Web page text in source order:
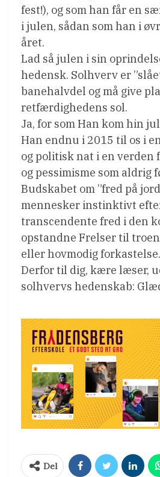
fest!), og som han får en
i julen, sådan som han i
året.
Lad så julen i sin
hedensk. Solhverv er
banehalvdel og må give
retfærdighedens sol.
Ja, for som Han kom hin
Han endnu i 2015 til os i
og politisk nat i en verden
og pessimisme som aldrig
Budskabet om ”fred på
mennesker instinktivt
transcendente fred i den
opstandne Frelser til
eller hovmodig forkastelse.
Derfor til dig, kære læser,
solhvervs hedenskab:
Del